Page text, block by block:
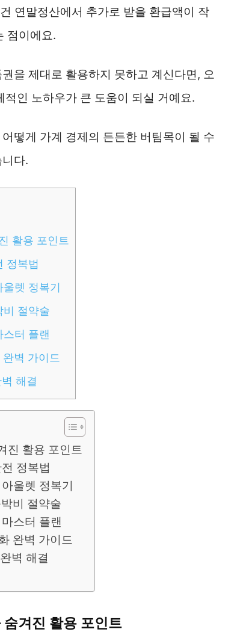
연말정산에서 추가로 받을 환급액이 작
점이에요.
을 제대로 활용하지 못하고 계신다면, 오
인 노하우가 큰 도움이 되실 거예요.
떻게 가계 경제의 든든한 버팀목이 될 수
다.
활용 포인트
정복법
렛 정복기
비 절약술
터 플랜
벽 가이드
해결
진 활용 포인트
정복법
울렛 정복기
비 절약술
스터 플랜
완벽 가이드
벽 해결
겨진 활용 포인트